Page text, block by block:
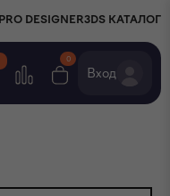
PRO DESIGNER3DS КАТАЛОГ
0
Вход